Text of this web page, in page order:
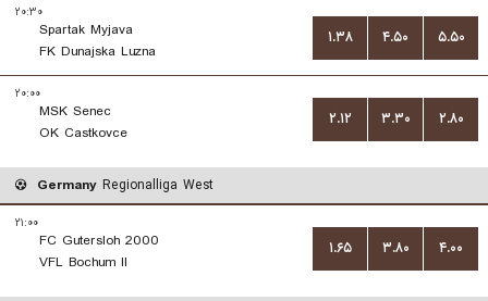
۲۰:۳۰
Spartak Myjava
FK Dunajska Luzna
۱.۳۸ ۴.۵۰ ۵.۵۰
۲۰:۰۰
MSK Senec
OK Castkovce
۲.۱۲ ۳.۳۰ ۲.۸۰
Germany Regionalliga West
۲۱:۰۰
FC Gutersloh 2000
VFL Bochum II
۱.۶۵ ۳.۸۰ ۴.۰۰